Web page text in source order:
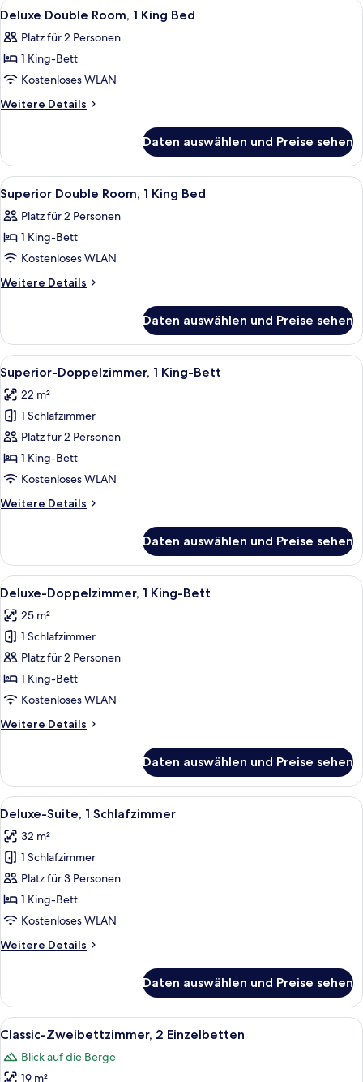
Alle
Fotos
für
Deluxe
Double
Room,
Bed
anzeigen
Ein modernes Hotelzimmer mit
8
Deluxe Double Room, 1 King Bed
Platz für 2 Personen
1 King-Bett
Kostenloses WLAN
Weitere Details
Weitere
Double
Room,
1
King
Bed
Daten auswählen und Preise sehen
Alle
Fotos
für
Superior
Double
Room,
Bed
anzeigen
Ein modernes Hotelzimmer mit
7
Superior Double Room, 1 King Bed
Platz für 2 Personen
1 King-Bett
Kostenloses WLAN
Weitere Details
Weitere
Double
Room,
1
King
Bed
Daten auswählen und Preise sehen
Alle
Fotos
für
Superior-
Doppelzimmer,
1 King-
Bett
Ein modernes Hotelzimmer mit
7
Superior-Doppelzimmer, 1 King-Bett
22 m²
1 Schlafzimmer
Platz für 2 Personen
1 King-Bett
Kostenloses WLAN
Weitere Details
Weitere
Doppelzimmer,
1 King-
Bett
Daten auswählen und Preise sehen
Alle
Fotos
für
Deluxe-
Doppelzimmer,
1 King-
Bett
Ein modernes Hotelzimmer mit
6
Deluxe-Doppelzimmer, 1 King-Bett
25 m²
1 Schlafzimmer
Platz für 2 Personen
1 King-Bett
Kostenloses WLAN
Weitere Details
Weitere
Doppelzimmer,
1 King-
Bett
Daten auswählen und Preise sehen
Alle
Fotos
für
Deluxe-
Suite,
1
Schlafzimmer
Ein modernes Schlafzimmer mit
6
Deluxe-Suite, 1 Schlafzimmer
32 m²
1 Schlafzimmer
Platz für 3 Personen
1 King-Bett
Kostenloses WLAN
Weitere Details
Weitere
Suite,
Schlafzimmer
Daten auswählen und Preise sehen
Alle
Fotos
für
Ein Hotelzimmer mit zwei Betten,
7
Classic-Zweibettzimmer, 2 Einzelbetten
Blick auf die Berge
19 m²